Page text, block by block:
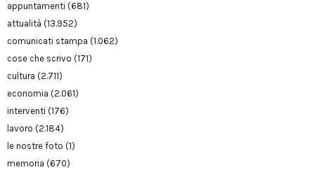
appuntamenti (681)
attualità (13.952)
comunicati stampa (1.062)
cose che scrivo (171)
cultura (2.711)
economia (2.061)
interventi (176)
lavoro (2.184)
le nostre foto (1)
memoria (670)